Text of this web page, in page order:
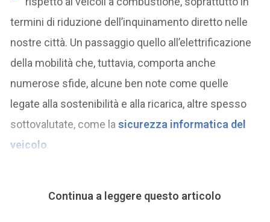
termini di riduzione dell’inquinamento diretto nelle
nostre città. Un passaggio quello all’elettrificazione
della mobilità che, tuttavia, comporta anche
numerose sfide, alcune ben note come quelle
legate alla sostenibilità e alla ricarica, altre spesso
sottovalutate, come lasicurezza informatica del
veicolo
Continua a leggere questo articolo